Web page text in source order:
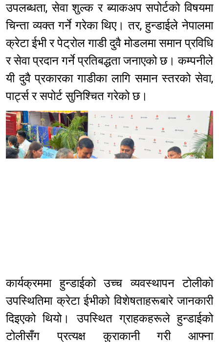
उपलब्धता, सेवा शुल्क र ब्याकअप सपोर्टको विषयमा
चिन्ता व्यक्त गर्ने गरेका थिए। तर, हुन्डाईले नेपालमा
क्रेटा ईभी र पेट्रोल गाडी दुवै मोडलमा समान प्रविधि
र सेवा प्रदान गर्ने प्रतिबद्धता जनाएको छ। कम्पनीले
यी दुवै प्रकारका गाडीका लागि समान स्तरको सेवा,
पार्ट्स र सपोर्ट सुनिश्चित गरेको छ।
कार्यक्रममा हुन्डाईको उच्च व्यवस्थापन टोलीको
उपस्थितिमा क्रेटा ईभीको विशेषताहरूबारे जानकारी
दिइएको थियो। उपस्थित ग्राहकहरूले हुन्डाईको
टोलीसँग प्रत्यक्ष कुराकानी गरी आफ्ना